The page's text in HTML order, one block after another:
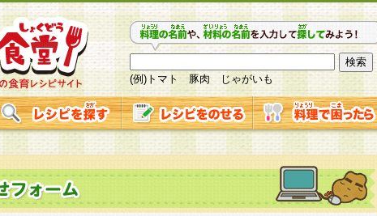
(例)トマト 豚肉 じゃがいも